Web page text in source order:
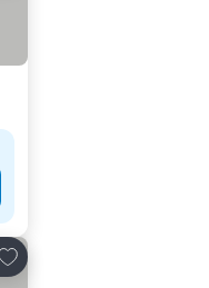
u favorite